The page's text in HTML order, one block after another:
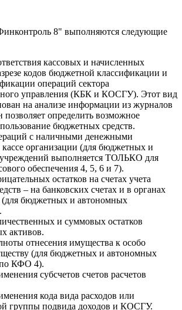
8" выполняются следующие
кассовых и начисленных
кодов бюджетной классификации и
операций сектора
управления (КБК и КОСГУ). Этот вид
на анализе информации из журналов
определить возможное
бюджетных средств.
с наличными денежными
кассе организации (для бюджетных и
выполняется ТОЛЬКО для
обеспечения 4, 5, 6 и 7).
остатков на счетах учета
– на банковских счетах и в органах
(для бюджетных и автономных
и суммовых остатков
активов.
отнесения имущества к особо
(для бюджетных и автономных
КФО 4).
субсчетов счетов расчетов
кода вида расходов или
группы подвида доходов и КОСГУ.